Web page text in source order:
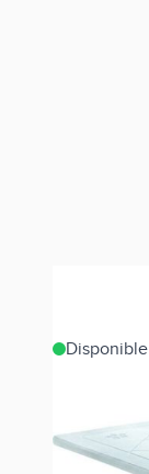
Référence